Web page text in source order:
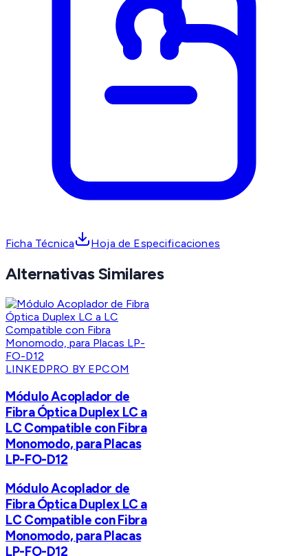
Ficha Técnica Hoja de Especificaciones
Alternativas Similares
LINKEDPRO BY EPCOM
Módulo Acoplador de
Fibra Óptica Duplex LC a
LC Compatible con Fibra
Monomodo, para Placas
LP-FO-D12
Módulo Acoplador de
Fibra Óptica Duplex LC a
LC Compatible con Fibra
Monomodo, para Placas
LP-FO-D12